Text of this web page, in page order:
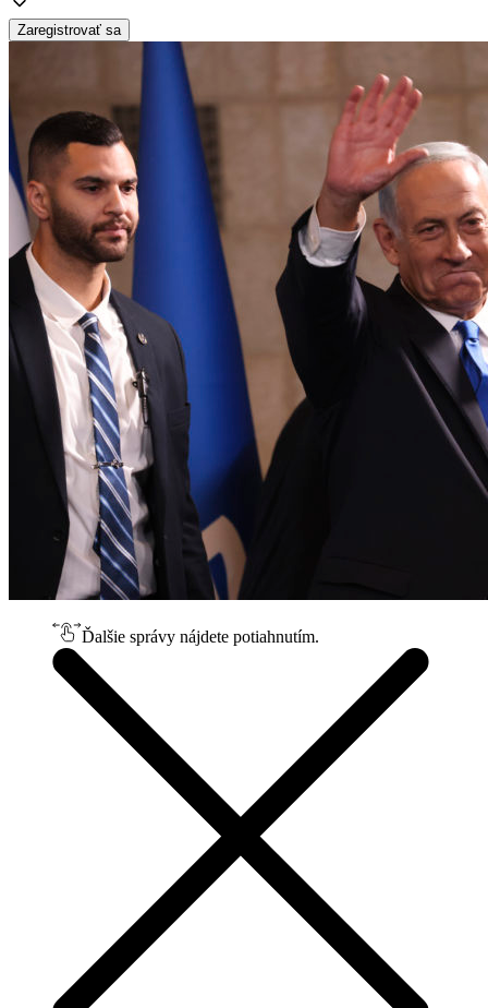
Zaregistrovať sa
Ďalšie správy nájdete potiahnutím.